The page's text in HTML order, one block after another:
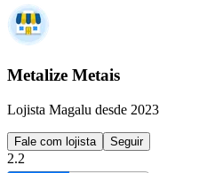
Metalize Metais
Lojista Magalu desde 2023
Fale com lojista Seguir
2.2